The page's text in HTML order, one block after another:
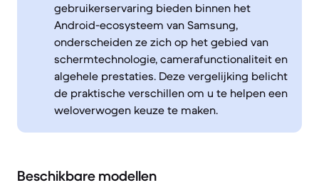
gebruikerservaring bieden binnen het
Android-ecosysteem van Samsung,
onderscheiden ze zich op het gebied van
schermtechnologie, camerafunctionaliteit en
algehele prestaties. Deze vergelijking belicht
de praktische verschillen om u te helpen een
weloverwogen keuze te maken.
Beschikbare modellen